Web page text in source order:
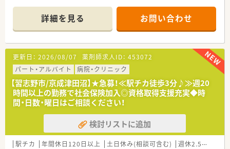
国に展開しております。
■2005年の開院以来、年間3,000台を超える救急車を常に受け入
れ、四街道市を始め近隣エリアの地域医療に貢献し続けていま
す。
■リハビリセンター、透析センター、健康管理センター、治験セ
ンター等を有し、専門医療を提供し、地域の患者様を支えていま
す。
■基本的に異動はございませんが、希望し双方合意の上で他病院
にて就業することも可能です。
■職員食堂、託児所もございます。
■勉強会の開催や認定薬剤師制度へのサポート等スキルアップ
できる環境が整っています。
≪こんな方にオススメ≫
■病院薬剤師として幅広い業務に触れやりがいを持って仕事を
詳細を見る お問い合わせ
更新日： 2026/08/07 薬剤師求人ID： 453072
パート・アルバイト
病院・クリニック
【習志野市/京成津田沼】★急募！≪駅チカ徒歩3分♪≫週20
時間以上の勤務で社会保険加入◎資格取得支援充実◆時
間・日数・曜日はご相談ください！
検討リストに追加
駅チカ 年間休日120日以上 土日休み(相談可含む) 週休2.5日以上